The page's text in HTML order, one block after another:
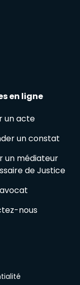
en ligne
un acte
un constat
un médiateur
de Justice
nous